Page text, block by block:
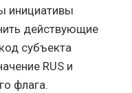
инициативы
действующие
субъекта
RUS и
флага.